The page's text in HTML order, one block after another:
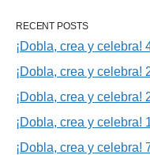
RECENT POSTS
¡Dobla, crea y celebra!
¡Dobla, crea y celebra!
¡Dobla, crea y celebra!
¡Dobla, crea y celebra!
¡Dobla, crea y celebra!